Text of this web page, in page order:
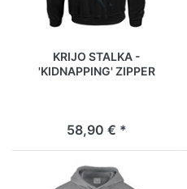
KRIJO STALKA -
'KIDNAPPING' ZIPPER
58,90 € *